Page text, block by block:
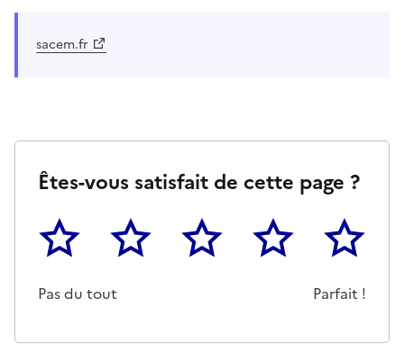
sacem.fr
Êtes-vous satisfait de cette page ?
1
Pas du tout
2 3 4 5
Parfait !